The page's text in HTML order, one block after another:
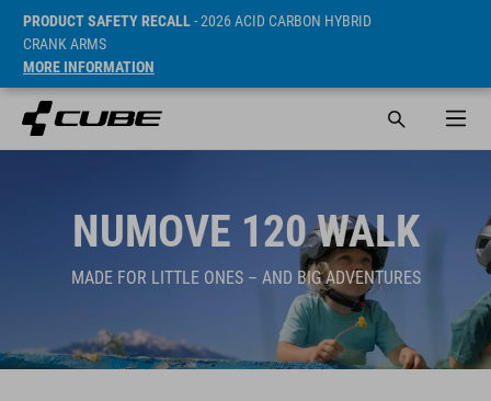
PRODUCT SAFETY RECALL- 2026 ACID CARBON HYBRID
CRANK ARMS
MORE INFORMATION
NUMOVE 120 WALK
MADE FOR LITTLE ONES – AND BIG ADVENTURES